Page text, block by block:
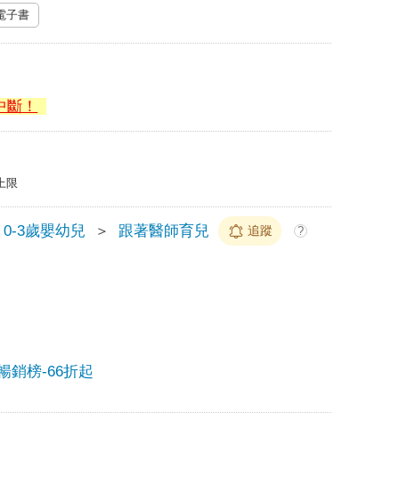
子書
！
限
0-3歲嬰幼兒 ＞ 跟著醫師育兒 追蹤 ?
銷榜-66折起